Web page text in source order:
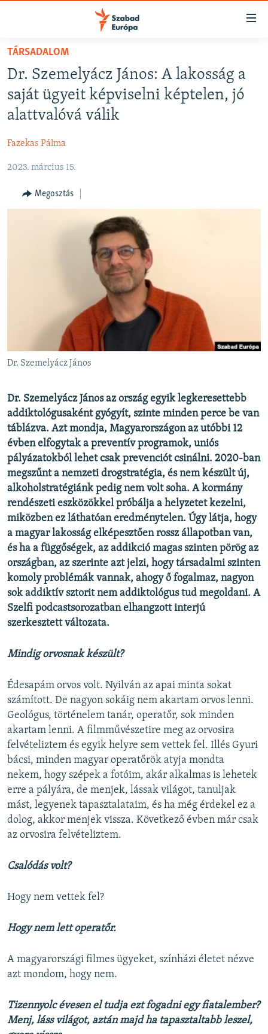
Akadálymentes
Ugrás
fő
oldalra
Ugrás
tartalomjegyzékre
AKTUÁLIS
PODCASTOK
ELEMZŐ
NER15
SZABADON
A PÉNZ NYOMÁBAN
KLÍMAVÁLTOZÁS
A MÚLT TANULSÁGAI
Valamennyi RFE/RL weboldal
TÁRSADALOM
Dr. Szemelyácz János: A lakosság a
saját ügyeit képviselni képtelen, jó
alattvalóvá válik
Fazekas Pálma
2023. március 15.
Megosztás
Dr. Szemelyácz János
Dr. Szemelyácz János az ország egyik legkeresettebb
addiktológusaként gyógyít, szinte minden perce be van
táblázva. Azt mondja, Magyarországon az utóbbi 12
évben elfogytak a preventív programok, uniós
pályázatokból lehet csak prevenciót csinálni. 2020-ban
megszűnt a nemzeti drogstratégia, és nem készült új,
alkoholstratégiánk pedig nem volt soha. A kormány
rendészeti eszközökkel próbálja a helyzetet kezelni,
miközben ez láthatóan eredménytelen. Úgy látja, hogy
a magyar lakosság elképesztően rossz állapotban van,
és ha a függőségek, az addikció magas szinten pörög az
országban, az szerinte azt jelzi, hogy társadalmi szinten
komoly problémák vannak, ahogy ő fogalmaz, nagyon
sok addiktív sztorit nem addiktológus tud megoldani. A
Szelfi podcastsorozatban elhangzott interjú
szerkesztett változata.
Mindig orvosnak készült?
Édesapám orvos volt. Nyilván az apai minta sokat
számított. De nagyon sokáig nem akartam orvos lenni.
Geológus, történelem tanár, operatőr, sok minden
akartam lenni. A filmművészetire meg az orvosira
felvételiztem és egyik helyre sem vettek fel. Illés Gyuri
bácsi, minden magyar operatőrök atyja mondta
nekem, hogy szépek a fotóim, akár alkalmas is lehetek
erre a pályára, de menjek, lássak világot, tanuljak
mást, legyenek tapasztalataim, és ha még érdekel ez a
dolog, akkor menjek vissza. Következő évben már csak
az orvosira felvételiztem.
Csalódás volt?
Hogy nem vettek fel?
Hogy nem lett operatőr.
A magyarországi filmes ügyeket, színházi életet nézve
azt mondom, hogy nem.
Tizennyolc évesen el tudja ezt fogadni egy fiatalember?
Menj, láss világot, aztán majd ha tapasztaltabb leszel,